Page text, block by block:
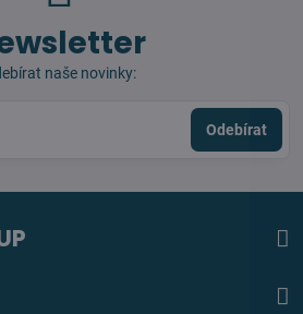
naše novinky:
Odebírat